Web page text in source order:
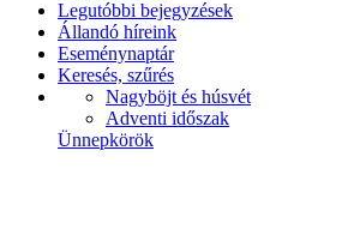
Legutóbbi bejegyzések
Állandó híreink
Eseménynaptár
Keresés, szűrés
Nagyböjt és húsvét
Adventi időszak
Ünnepkörök